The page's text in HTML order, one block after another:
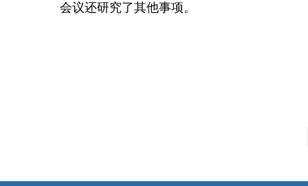
会议还研究了其他事项。